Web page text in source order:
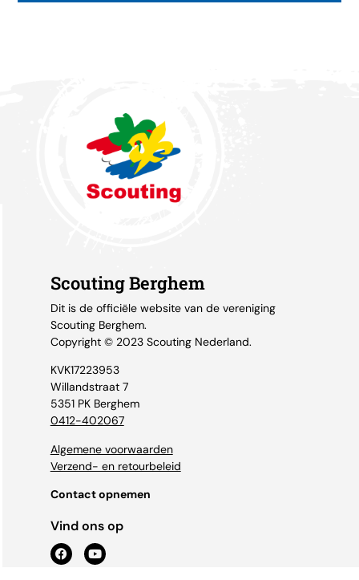
Scouting Berghem
Dit is de officiële website van de vereniging
Scouting Berghem.
Copyright © 2023 Scouting Nederland.
KVK17223953
Willandstraat 7
5351 PK Berghem
0412-402067
Algemene voorwaarden
Verzend- en retourbeleid
Contact opnemen
Vind ons op